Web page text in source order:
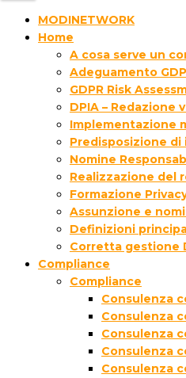
MODINETWORK
Home
A cosa serve un
Adeguamento
GDPR Risk
DPIA – Redazione
Implementazione
Predisposizione
Nomine
Realizzazione del
Formazione
Assunzione e
Definizioni
Corretta gestione
Compliance
Compliance
Consulenza
Consulenza
Consulenza
Consulenza
Consulenza